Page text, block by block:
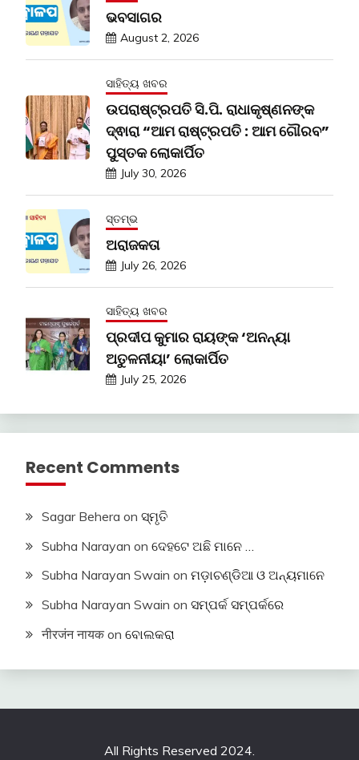
ଭବସାଗର
August 2, 2026
ସାହିତ୍ୟ ଖବର
ଉପରାଷ୍ଟ୍ରପତି ସି.ପି. ରାଧାକୃଷ୍ଣନଙ୍କ
ଦ୍ଵାରା “ଆମ ରାଷ୍ଟ୍ରପତି : ଆମ ଗୌରବ”
ପୁସ୍ତକ ଲୋକାର୍ପିତ
July 30, 2026
ସ୍ତମ୍ଭ
ଅରାଜକତା
July 26, 2026
ସାହିତ୍ୟ ଖବର
ପ୍ରଦୀପ କୁମାର ରାୟଙ୍କ ‘ଅନନ୍ୟା
ଅତୁଳନୀୟା’ ଲୋକାର୍ପିତ
July 25, 2026
Recent Comments
Sagar Behera on ସ୍ମୃତି
Subha Narayan on ଦେହଟେ ଅଛି ମାନେ …
Subha Narayan Swain on ମଡ଼ାଚଣ୍ଡିଆ ଓ ଅନ୍ୟମାନେ
Subha Narayan Swain on ସମ୍ପର୍କ ସମ୍ପର୍କରେ
नीरजंन नायक on ବୋଲକରା
All Rights Reserved 2024.